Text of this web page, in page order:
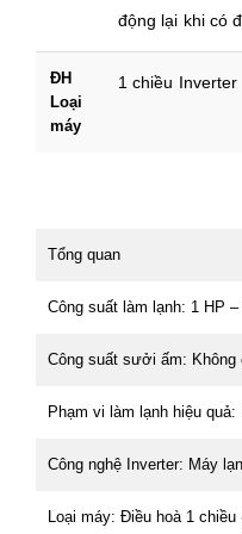
động lại khi có
ĐH
Loại
máy
1 chiều Inverter
Tổng quan
Công suất làm lạnh: 1 HP
Công suất sưởi ấm:
Phạm vi làm lạnh hiệu
Công nghệ Inverter: Máy
Loại máy: Điều hoà 1 chiều